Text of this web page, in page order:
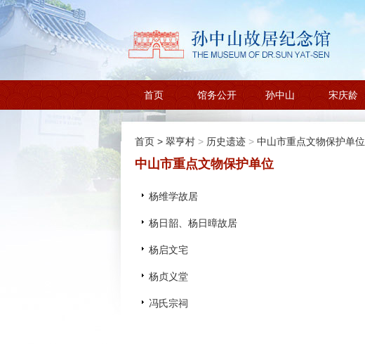
首页 馆务公开 孙中山 宋庆龄
首页 > 翠亨村 > 历史遗迹 > 中山市重点文物保护单位
中山市重点文物保护单位
杨维学故居
杨日韶、杨日暲故居
杨启文宅
杨贞义堂
冯氏宗祠